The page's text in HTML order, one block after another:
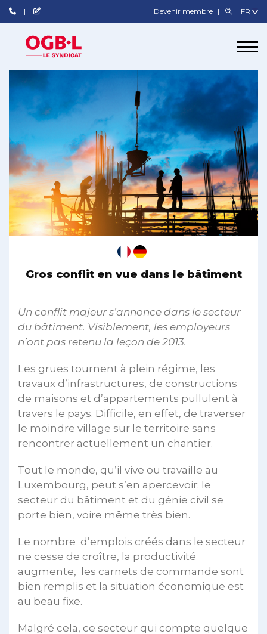
Devenir membre
Gros conflit en vue dans le bâtiment
Un conflit majeur s’annonce dans le secteur
du bâtiment. Visiblement, les employeurs
n’ont pas retenu la leçon de 2013.
Les grues tournent à plein régime, les
travaux d’infrastructures, de constructions
de maisons et d’appartements pullulent à
travers le pays. Difficile, en effet, de traverser
le moindre village sur le territoire sans
rencontrer actuellement un chantier.
Tout le monde, qu’il vive ou travaille au
Luxembourg, peut s’en apercevoir: le
secteur du bâtiment et du génie civil se
porte bien, voire même très bien.
Le nombre d’emplois créés dans le secteur
ne cesse de croître, la productivité
augmente, les carnets de commande sont
bien remplis et la situation économique est
au beau fixe.
Malgré cela, ce secteur qui compte quelque